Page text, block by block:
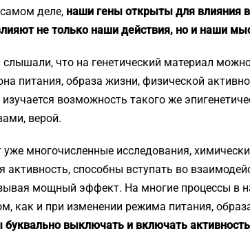
деле, наши гены открыты для влияния
не только наши действия, но и наши
что на генетический материал
питания, образа жизни, физической
изучается возможность такого же
верой.
многочисленные исследования,
активность, способны вступать во
мощный эффект. На многие процессы в
как и при изменении режима питания,
выключать и включать